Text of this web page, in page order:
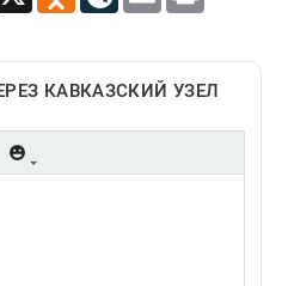
КАВКАЗСКИЙ УЗЕЛ